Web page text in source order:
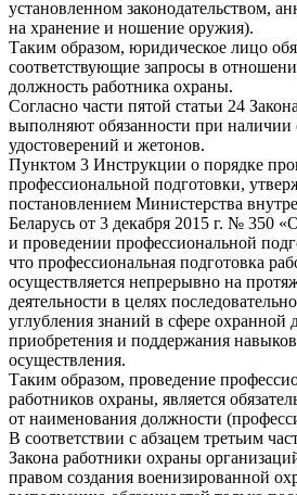
установленном законодательством,
на хранение и ношение оружия).
Таким образом, юридическое лицо
соответствующие запросы в
должность работника охраны.
Согласно части пятой статьи 24
выполняют обязанности при
удостоверений и жетонов.
Пунктом 3 Инструкции о порядке
профессиональной подготовки,
постановлением Министерства
Беларусь от 3 декабря 2015 г. № 350
и проведении профессиональной
что профессиональная подготовка
осуществляется непрерывно на
деятельности в целях
углубления знаний в сфере охранной
приобретения и поддержания
осуществления.
Таким образом, проведение
работников охраны, является
от наименования должности
В соответствии с абзацем третьим
Закона работники охраны
правом создания военизированной